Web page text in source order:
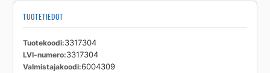
TUOTETIEDOT
Tuotekoodi 3317304
LVI-numero 3317304
Valmistajakoodi 6004309